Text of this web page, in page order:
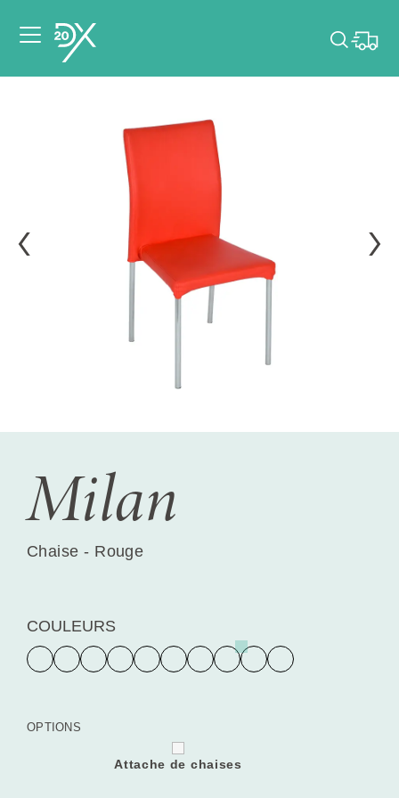
dates de votre
événement.
Choisir mes dates
Milan
Chaise - Rouge
COULEURS
OPTIONS
Attache de chaises